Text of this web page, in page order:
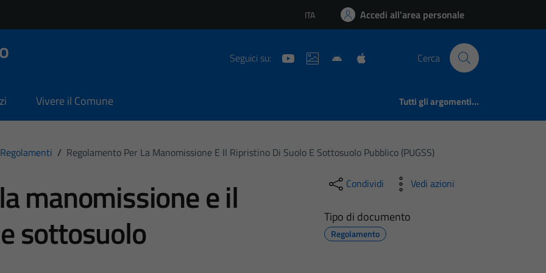
Lingua attiva:
ITA Accedi all'area personale
Seguici su: Cerca
Vivere il Comune Tutti gli argomenti...
Regolamenti / Regolamento Per La Manomissione E Il Ripristino Di Suolo E Sottosuolo Pubblico (PUGSS)
manomissione e il
sottosuolo
Condividi Vedi azioni
Tipo di documento
Regolamento